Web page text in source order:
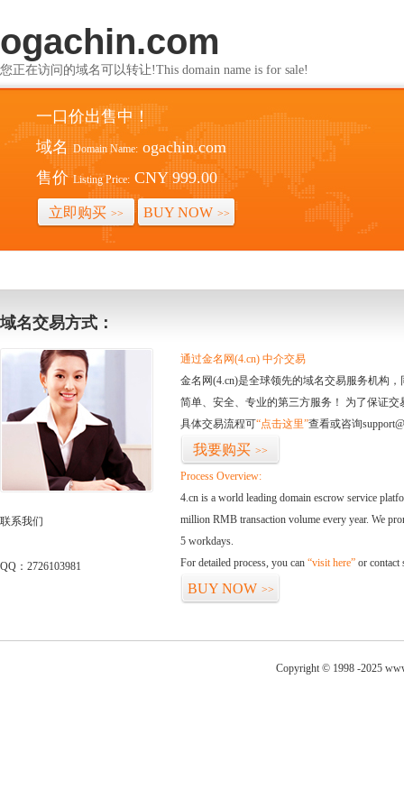
ogachin.com
您正在访问的域名可以转让!This domain name is for sale!
一口价出售中！
域名 Domain Name: ogachin.com
售价 Listing Price: CNY 999.00
立即购买 >> BUY NOW >>
域名交易方式：
联系我们
QQ：2726103981
通过金名网(4.cn) 中介交易
金名网(4.cn)是全球领先的域名交易服务机构
简单、安全、专业的第三方服务！ 为了保证
具体交易流程可“点击这里”查看或咨询
我要购买 >>
Process Overview:
4.cn is a world leading domain escrow service
million RMB transaction volume every year. We
5 workdays.
For detailed process, you can “visit here” or contact
BUY NOW >>
Copyright © 1998 -2025